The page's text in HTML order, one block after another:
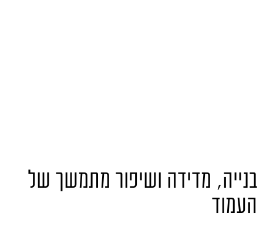
בנייה, מדידה ושיפור מתמשך של
העמוד